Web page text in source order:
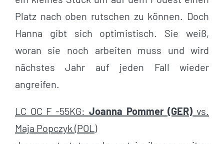
Platz nach oben rutschen zu können. Doch
Hanna gibt sich optimistisch. Sie weiß,
woran sie noch arbeiten muss und wird
nächstes Jahr auf jeden Fall wieder
angreifen.
LC OC F -55KG: Joanna Pommer (GER) vs.
Maja Popczyk (POL)